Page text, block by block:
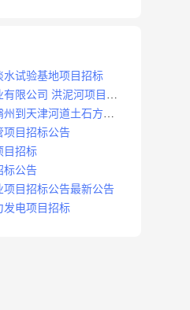
水试验基地项目招标
有限公司 洪泥河项目招
州到天津河道土石方工
项目招标公告
目招标
标公告
项目招标公告最新公告
发电项目招标